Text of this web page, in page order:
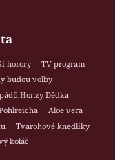
horory
TV program
budou volby
Honzy Dědka
Aloe vera
Tvarohové knedlíky
koláč